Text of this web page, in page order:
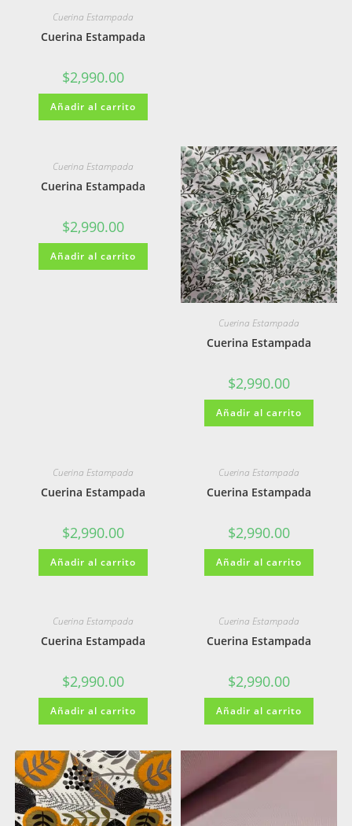
Cuerina Estampada
Cuerina Estampada
$2,990.00
Añadir al carrito
Cuerina Estampada
Cuerina Estampada
$2,990.00
Añadir al carrito
Cuerina Estampada
Cuerina Estampada
$2,990.00
Añadir al carrito
Cuerina Estampada
Cuerina Estampada
$2,990.00
Añadir al carrito
Cuerina Estampada
Cuerina Estampada
$2,990.00
Añadir al carrito
Cuerina Estampada
Cuerina Estampada
$2,990.00
Añadir al carrito
Cuerina Estampada
Cuerina Estampada
$2,990.00
Añadir al carrito